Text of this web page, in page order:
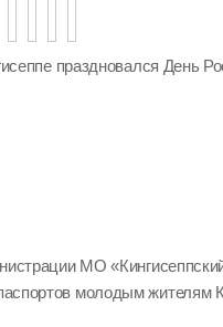
праздновался День
МО
молодым жителям